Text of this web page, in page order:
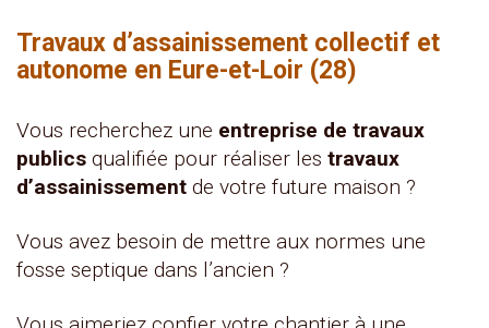
Travaux d’assainissement collectif et
autonome en Eure-et-Loir (28)
Vous recherchez une entreprise de travaux
publics qualifiée pour réaliser les travaux
d’assainissement de votre future maison ?
Vous avez besoin de mettre aux normes une
fosse septique dans l’ancien ?